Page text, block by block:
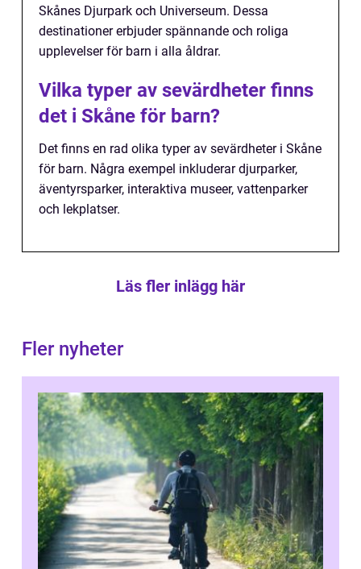
Skånes Djurpark och Universeum. Dessa
destinationer erbjuder spännande och roliga
upplevelser för barn i alla åldrar.
Vilka typer av sevärdheter finns
det i Skåne för barn?
Det finns en rad olika typer av sevärdheter i Skåne
för barn. Några exempel inkluderar djurparker,
äventyrsparker, interaktiva museer, vattenparker
och lekplatser.
Läs fler inlägg här
Fler nyheter